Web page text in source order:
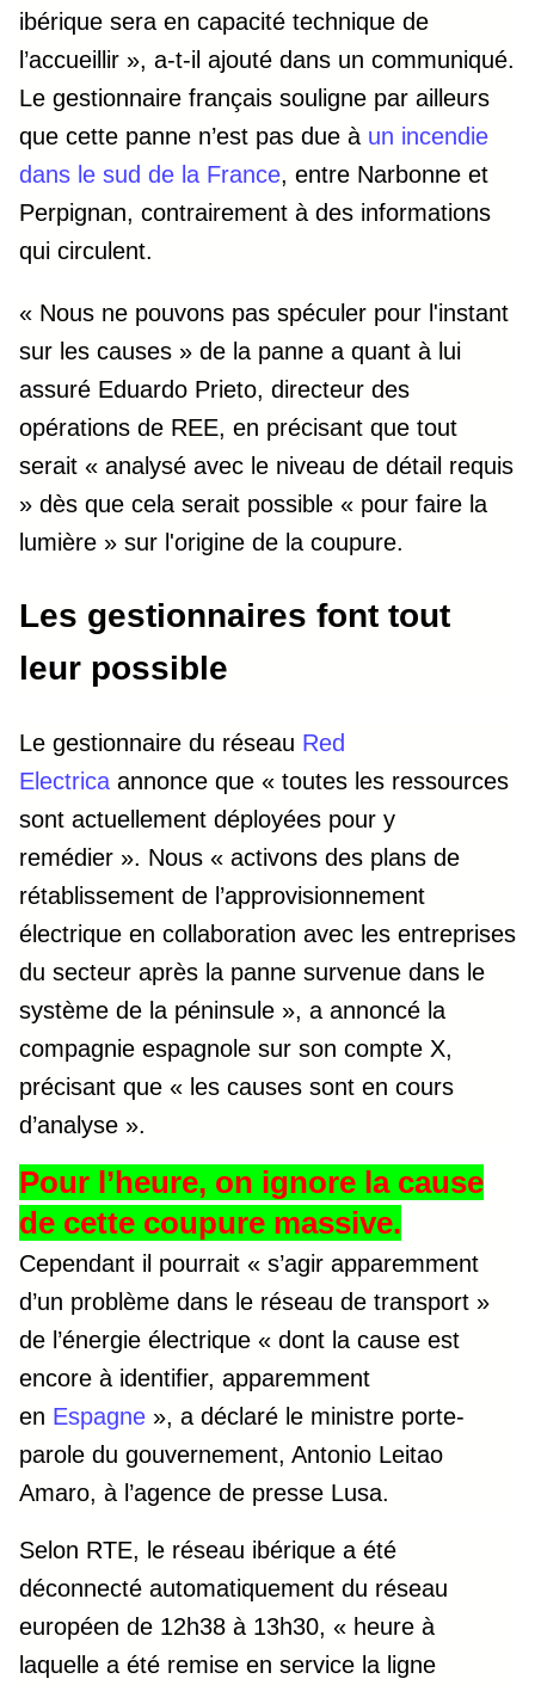
ibérique sera en capacité technique de
l’accueillir », a-t-il ajouté dans un communiqué.
Le gestionnaire français souligne par ailleurs
que cette panne n’est pas due à un incendie
dans le sud de la France, entre Narbonne et
Perpignan, contrairement à des informations
qui circulent.
« Nous ne pouvons pas spéculer pour l'instant
sur les causes » de la panne a quant à lui
assuré Eduardo Prieto, directeur des
opérations de REE, en précisant que tout
serait « analysé avec le niveau de détail requis
» dès que cela serait possible « pour faire la
lumière » sur l'origine de la coupure.
Les gestionnaires font tout
leur possible
Le gestionnaire du réseau Red
Electrica annonce que « toutes les ressources
sont actuellement déployées pour y
remédier ». Nous « activons des plans de
rétablissement de l’approvisionnement
électrique en collaboration avec les entreprises
du secteur après la panne survenue dans le
système de la péninsule », a annoncé la
compagnie espagnole sur son compte X,
précisant que « les causes sont en cours
d’analyse ».
Pour l’heure, on ignore la cause
de cette coupure massive.
Cependant il pourrait « s’agir apparemment
d’un problème dans le réseau de transport »
de l’énergie électrique « dont la cause est
encore à identifier, apparemment
en Espagne », a déclaré le ministre porte-
parole du gouvernement, Antonio Leitao
Amaro, à l’agence de presse Lusa.
Selon RTE, le réseau ibérique a été
déconnecté automatiquement du réseau
européen de 12h38 à 13h30, « heure à
laquelle a été remise en service la ligne